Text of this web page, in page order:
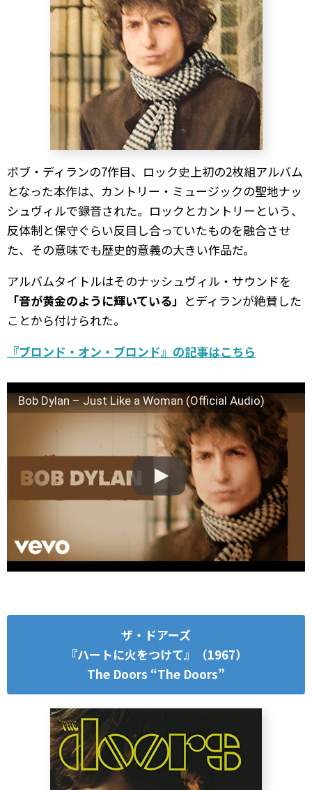
ボブ・ディランの7作目、ロック史上初の2枚組アルバム
となった本作は、カントリー・ミュージックの聖地ナッ
シュヴィルで録音された。ロックとカントリーという、
反体制と保守ぐらい反目し合っていたものを融合させ
た、その意味でも歴史的意義の大きい作品だ。
アルバムタイトルはそのナッシュヴィル・サウンドを
「音が黄金のように輝いている」 とディランが絶賛した
ことから付けられた。
『ブロンド・オン・ブロンド』の記事はこちら
Bob Dylan – Just Like a Woman (Official Audio)
ザ・ドアーズ
『ハートに火をつけて』（1967）
The Doors “The Doors”